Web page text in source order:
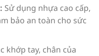
Sử dụng nhựa cao cấp,
bảo an toàn cho sức
khớp tay, chân của